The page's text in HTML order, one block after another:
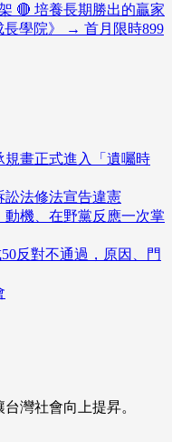
🔴 培養長期勝出的贏家
學院》 → 首月限時899
畫正式進入「遺囑時
訟法修法宣告違憲
機、在野黨反應一次掌
反對不通過，原因、門
灣社會向上提昇。